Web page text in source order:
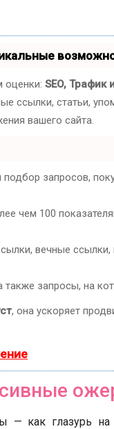
оценки: SEO, Трафик
ссылки, статьи,
вашего сайта.
запросов,
чем 100
вечные ссылки,
запросы, на
, она ускоряет
— как глазурь